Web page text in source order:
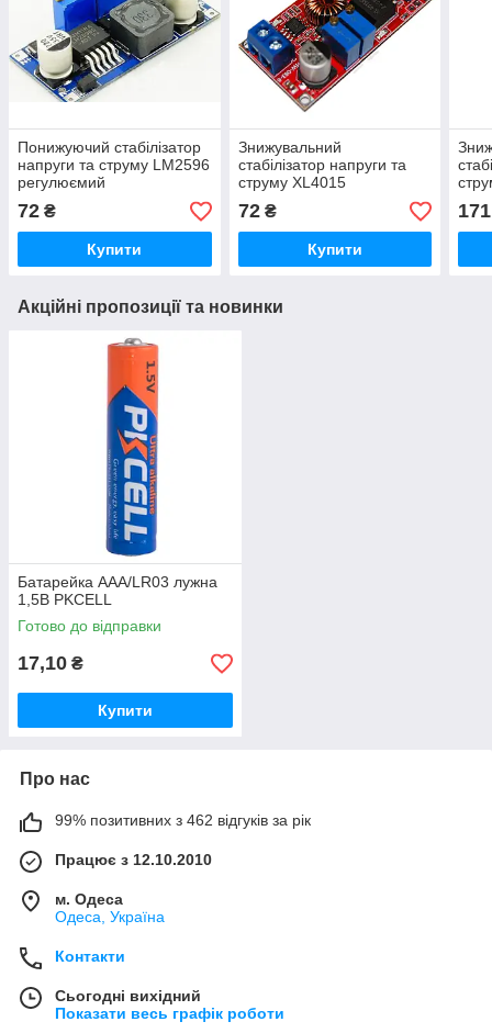
Понижуючий стабілізатор
напруги та струму LM2596
регулюємий
72 ₴
Купити
Знижувальний
стабілізатор напруги та
струму XL4015
регулюємий
72₴
Купити
171
Акційні пропозиції та новинки
Батарейка AAА/LR03 лужна
1,5В PKCELL
Готово до відправки
17,10 ₴
Купити
Про нас
99% позитивних з 462 відгуків за рік
Працює з 12.10.2010
м. Одеса
Одеса, Україна
Контакти
Сьогодні вихідний
Показати весь графік роботи